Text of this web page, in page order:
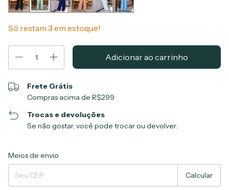
Só restam 3 em estoque!
Frete Grátis
Compras acima de R$299
Trocas e devoluções
Se não gostar, você pode trocar ou devolver.
Entregas para o CEP:
Meios de envio
Calcular